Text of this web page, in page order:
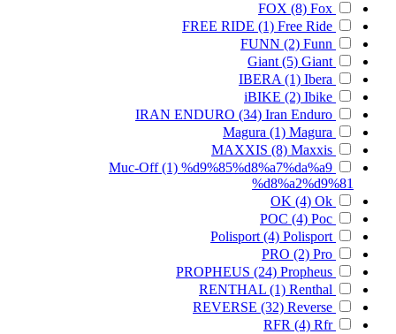
FOX (8) Fox
FREE RIDE (1) Free Ride
FUNN (2) Funn
Giant (5) Giant
IBERA (1) Ibera
iBIKE (2) Ibike
IRAN ENDURO (34) Iran Enduro
Magura (1) Magura
MAXXIS (8) Maxxis
Muc-Off (1) %d9%85%d8%a7%da%a9
%d8%a2%d9%81
OK (4) Ok
POC (4) Poc
Polisport (4) Polisport
PRO (2) Pro
PROPHEUS (24) Propheus
RENTHAL (1) Renthal
REVERSE (32) Reverse
RFR (4) Rfr